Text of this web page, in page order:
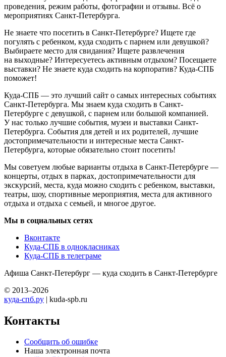
проведения, режим работы, фотографии и отзывы. Всё о
мероприятиях Санкт-Петербурга.
Не знаете что посетить в Санкт-Петербурге? Ищете где
погулять с ребенком, куда сходить с парнем или девушкой?
Выбираете место для свидания? Ищете развлечения
на выходные? Интересуетесь активным отдыхом? Посещаете
выставки? Не знаете куда сходить на корпоратив? Куда-СПБ
поможет!
Куда-СПБ — это лучший сайт о самых интересных событиях
Санкт-Петербурга. Мы знаем куда сходить в Санкт-
Петербурге с девушкой, с парнем или большой компанией.
У нас только лучшие события, музеи и выставки Санкт-
Петербурга. События для детей и их родителей, лучшие
достопримечательности и интересные места Санкт-
Петербурга, которые обязательно стоит посетить!
Мы советуем любые варианты отдыха в Санкт-Петербурге —
концерты, отдых в парках, достопримечательности для
экскурсий, места, куда можно сходить с ребенком, выставки,
театры, шоу, спортивные мероприятия, места для активного
отдыха и отдыха с семьей, и многое другое.
Мы в социальных сетях
Вконтакте
Куда-СПБ в однокласниках
Куда-СПБ в телеграме
Афиша Санкт-Петербург — куда сходить в Санкт-Петербурге
© 2013–2026
куда-спб.ру | kuda-spb.ru
Контакты
Сообщить об ошибке
Наша электронная почта